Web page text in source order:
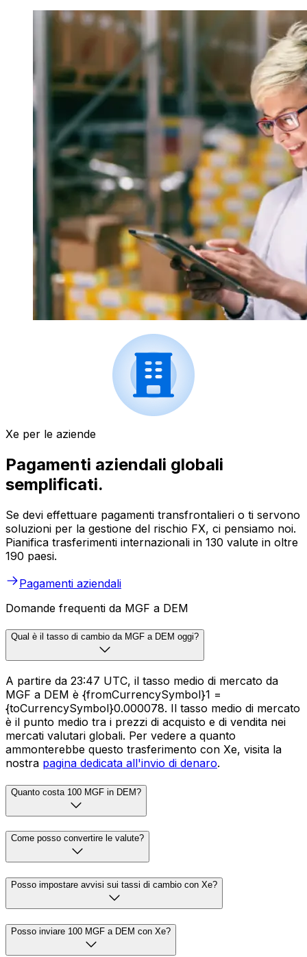
Xe per le aziende
Pagamenti aziendali globali
semplificati.
Se devi effettuare pagamenti transfrontalieri o ti servono
soluzioni per la gestione del rischio FX, ci pensiamo noi.
Pianifica trasferimenti internazionali in 130 valute in oltre
190 paesi.
Pagamenti aziendali
Domande frequenti da MGF a DEM
Qual è il tasso di cambio da MGF a DEM oggi?
A partire da 23:47 UTC, il tasso medio di mercato da
MGF a DEM è {fromCurrencySymbol}1 =
{toCurrencySymbol}0.000078. Il tasso medio di mercato
è il punto medio tra i prezzi di acquisto e di vendita nei
mercati valutari globali. Per vedere a quanto
ammonterebbe questo trasferimento con Xe, visita la
nostra pagina dedicata all'invio di denaro.
Quanto costa 100 MGF in DEM?
Come posso convertire le valute?
Posso impostare avvisi sui tassi di cambio con Xe?
Posso inviare 100 MGF a DEM con Xe?